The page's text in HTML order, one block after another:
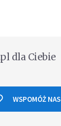
dla Ciebie
WSPOMÓŻ NAS